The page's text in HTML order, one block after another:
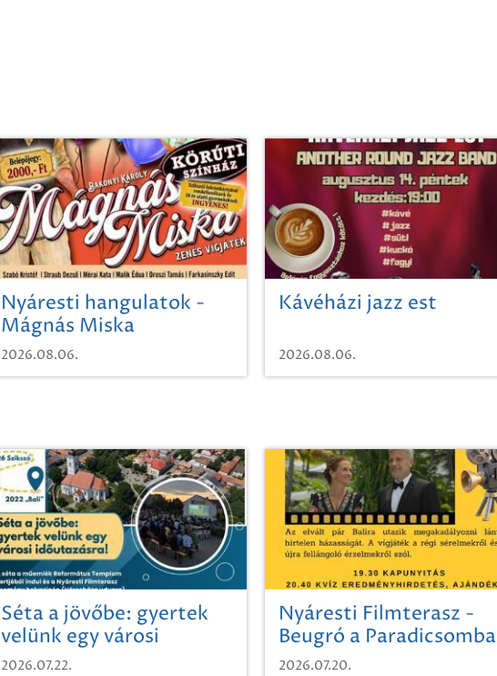
Nyáresti hangulatok -
Mágnás Miska
2026.08.06.
Kávéházi jazz est
2026.08.06.
Séta a jövőbe: gyertek
velünk egy városi
időutazásra!
2026.07.22.
Nyáresti Filmterasz -
Beugró a Paradicsomba
2026.07.20.